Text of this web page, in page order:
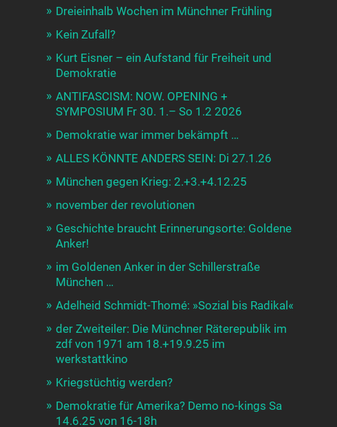
Dreieinhalb Wochen im Münchner Frühling
Kein Zufall?
Kurt Eisner – ein Aufstand für Freiheit und
Demokratie
ANTIFASCISM: NOW. OPENING +
SYMPOSIUM Fr 30. 1.– So 1.2 2026
Demokratie war immer bekämpft …
ALLES KÖNNTE ANDERS SEIN: Di 27.1.26
München gegen Krieg: 2.+3.+4.12.25
november der revolutionen
Geschichte braucht Erinnerungsorte: Goldene
Anker!
im Goldenen Anker in der Schillerstraße
München …
Adelheid Schmidt-Thomé: »Sozial bis Radikal«
der Zweiteiler: Die Münchner Räterepublik im
zdf von 1971 am 18.+19.9.25 im
werkstattkino
Kriegstüchtig werden?
Demokratie für Amerika? Demo no-kings Sa
14.6.25 von 16-18h